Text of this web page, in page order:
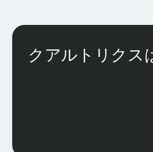
クアルトリクス